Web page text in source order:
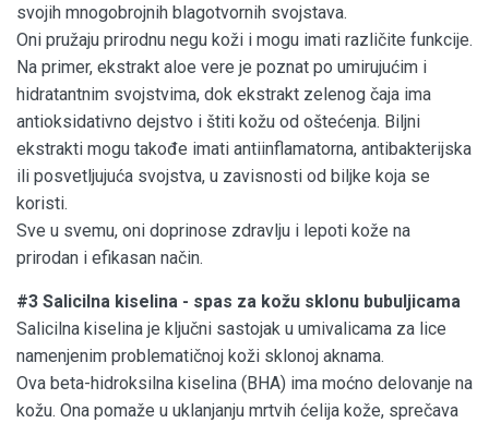
svojih mnogobrojnih blagotvornih svojstava.
Oni pružaju prirodnu negu koži i mogu imati različite funkcije.
Na primer, ekstrakt aloe vere je poznat po umirujućim i
hidratantnim svojstvima, dok ekstrakt zelenog čaja ima
antioksidativno dejstvo i štiti kožu od oštećenja. Biljni
ekstrakti mogu takođe imati antiinflamatorna, antibakterijska
ili posvetljujuća svojstva, u zavisnosti od biljke koja se
koristi.
Sve u svemu, oni doprinose zdravlju i lepoti kože na
prirodan i efikasan način.
#3 Salicilna kiselina - spas za kožu sklonu bubuljicama
Salicilna kiselina je ključni sastojak u umivalicama za lice
namenjenim problematičnoj koži sklonoj aknama.
Ova beta-hidroksilna kiselina (BHA) ima moćno delovanje na
kožu. Ona pomaže u uklanjanju mrtvih ćelija kože, sprečava